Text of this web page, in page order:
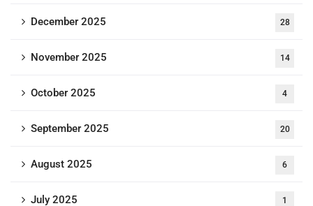
December 2025 28
November 2025 14
October 2025 4
September 2025 20
August 2025 6
July 2025 1